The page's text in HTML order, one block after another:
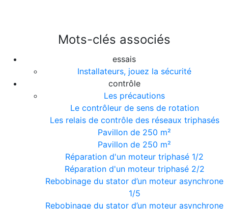
Mots-clés associés
essais
Installateurs, jouez la sécurité
contrôle
Les précautions
Le contrôleur de sens de rotation
Les relais de contrôle des réseaux triphasés
Pavillon de 250 m²
Pavillon de 250 m²
Réparation d'un moteur triphasé 1/2
Réparation d'un moteur triphasé 2/2
Rebobinage du stator d’un moteur asynchrone
1/5
Rebobinage du stator d’un moteur asynchrone